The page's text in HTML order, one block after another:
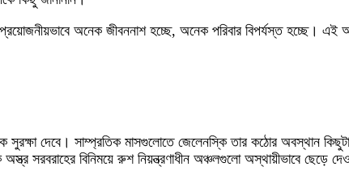
অনেক জীবননাশ হচ্ছে, অনেক পরিবার বিপর্যস্ত হচ্ছে।
দেবে। সাম্প্রতিক মাসগুলোতে জেলেনস্কি তার কঠোর অবস্থান কিছুটা
সরবরাহের বিনিময়ে রুশ নিয়ন্ত্রণাধীন অঞ্চলগুলো অস্থায়ীভাবে ছেড়ে